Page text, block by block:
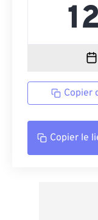
Copier
Copier le